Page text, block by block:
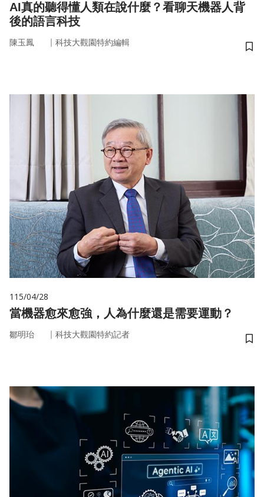
AI真的聽得懂人類在說什麼？看聊天機器人背
後的語言科技
陳玉鳳 ｜ 科技大觀園特約編輯
儲
115/04/28
當機器愈來愈強，人為什麼還是需要運動？
鄒明珆 ｜ 科技大觀園特約記者
儲